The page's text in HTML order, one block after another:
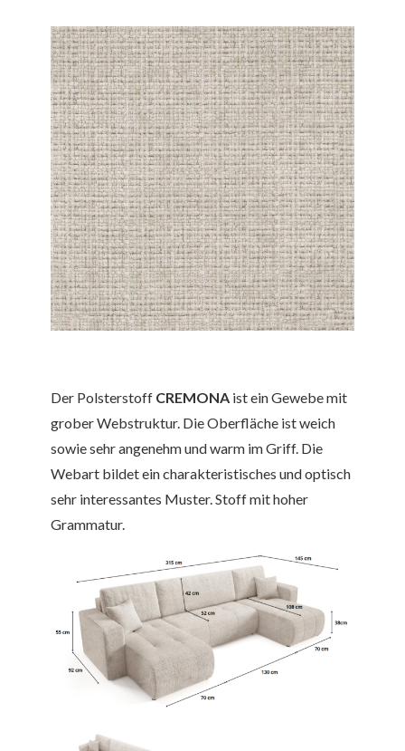
Der Polsterstoff CREMONA ist ein Gewebe mit
grober Webstruktur. Die Oberfläche ist weich
sowie sehr angenehm und warm im Griff. Die
Webart bildet ein charakteristisches und optisch
sehr interessantes Muster. Stoff mit hoher
Grammatur.